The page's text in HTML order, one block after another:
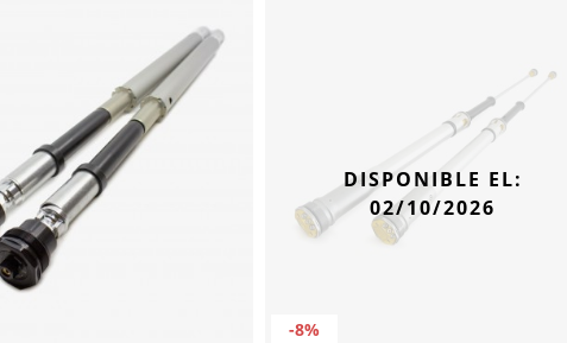
-8%
DISPONIBLE EL:
02/10/2026